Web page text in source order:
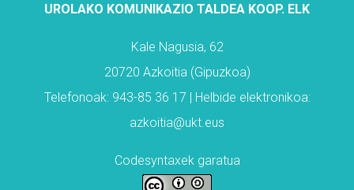
UROLAKO KOMUNIKAZIO TALDEA KOOP. ELK
Kale Nagusia, 62
20720 Azkoitia (Gipuzkoa)
Telefonoak: 943-85 36 17 | Helbide elektronikoa:
azkoitia@ukt.eus
Codesyntaxek garatua